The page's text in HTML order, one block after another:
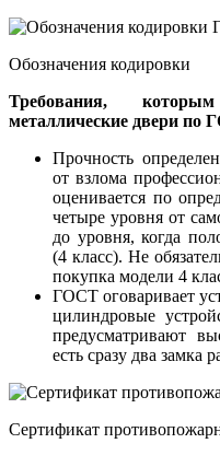
Обозначения кодировки
Требования,
металлические двери по
Прочность
от взлома
оценивается по
четыре уровня от
до уровня, когда
(4 класс). Не
покупка модели 4
ГОСТ оговаривает
цилиндровые
предусматривают
есть сразу два замка
Сертификат